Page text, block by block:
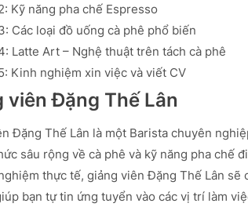
Kỹ năng pha chế Espresso
Các loại đồ uống cà phê phổ biến
Latte Art – Nghệ thuật trên tách cà phê
Kinh nghiệm xin việc và viết CV
viên Đặng Thế Lân
Đặng Thế Lân là một Barista chuyên
sâu rộng về cà phê và kỹ năng pha chế
thực tế, giảng viên Đặng Thế Lân
bạn tự tin ứng tuyển vào các vị trí làm